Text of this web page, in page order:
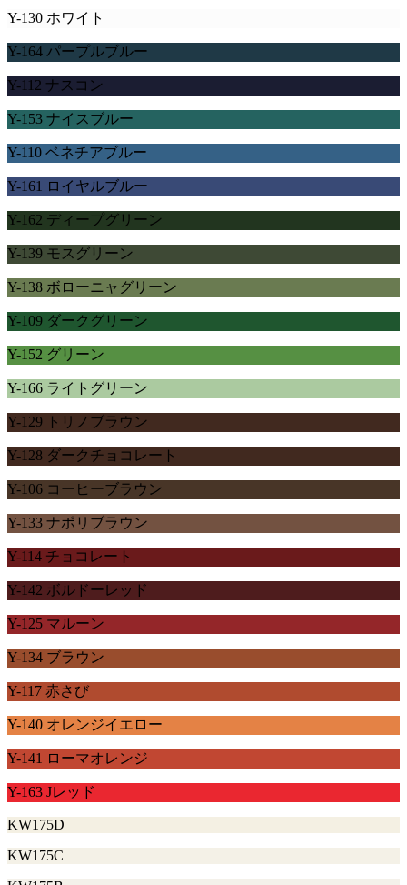
Y-130 ホワイト
Y-164 パープルブルー
Y-112 ナスコン
Y-153 ナイスブルー
Y-110 ベネチアブルー
Y-161 ロイヤルブルー
Y-162 ディープグリーン
Y-139 モスグリーン
Y-138 ボローニャグリーン
Y-109 ダークグリーン
Y-152 グリーン
Y-166 ライトグリーン
Y-129 トリノブラウン
Y-128 ダークチョコレート
Y-106 コーヒーブラウン
Y-133 ナポリブラウン
Y-114 チョコレート
Y-142 ボルドーレッド
Y-125 マルーン
Y-134 ブラウン
Y-117 赤さび
Y-140 オレンジイエロー
Y-141 ローマオレンジ
Y-163 Jレッド
KW175D
KW175C